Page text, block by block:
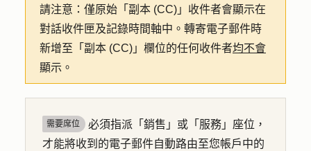
請注意： 僅原始「副本 (CC)」收件者會顯示在
對話收件匣及記錄時間軸中。轉寄電子郵件時
新增至「副本 (CC)」欄位的任何收件者均不會
顯示。
需要席位
必須指派「銷售」或「服務」座位，
才能將收到的電子郵件自動路由至您帳戶中的